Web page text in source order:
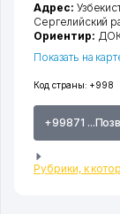
Код страны: +998
+99871
Рубрики, к
Адрес:
Сергелийский
Ориентир:
Показать на